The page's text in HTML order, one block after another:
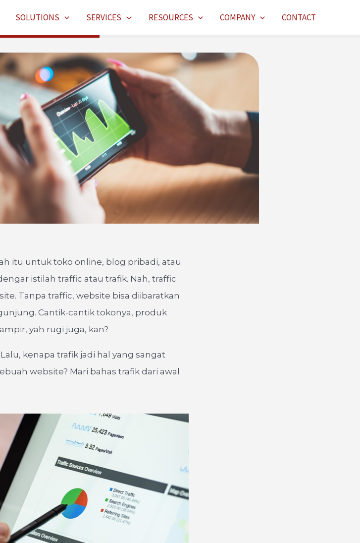
SOLUTIONS SERVICES RESOURCES COMPANY CONTACT
itu untuk toko online, blog pribadi, atau
istilah traffic atau trafik. Nah, traffic
Tanpa traffic, website bisa diibaratkan
Cantik-cantik tokonya, produk
yah rugi juga, kan?
kenapa trafik jadi hal yang sangat
website? Mari bahas trafik dari awal